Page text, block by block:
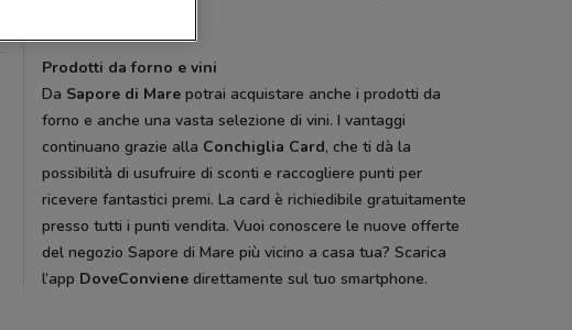
Prodotti da forno e vini
Da Sapore di Mare potrai acquistare anche i prodotti da
forno e anche una vasta selezione di vini. I vantaggi
continuano grazie alla Conchiglia Card, che ti dà la
possibilità di usufruire di sconti e raccogliere punti per
ricevere fantastici premi. La card è richiedibile gratuitamente
presso tutti i punti vendita. Vuoi conoscere le nuove offerte
del negozio Sapore di Mare più vicino a casa tua? Scarica
l’app DoveConviene direttamente sul tuo smartphone.